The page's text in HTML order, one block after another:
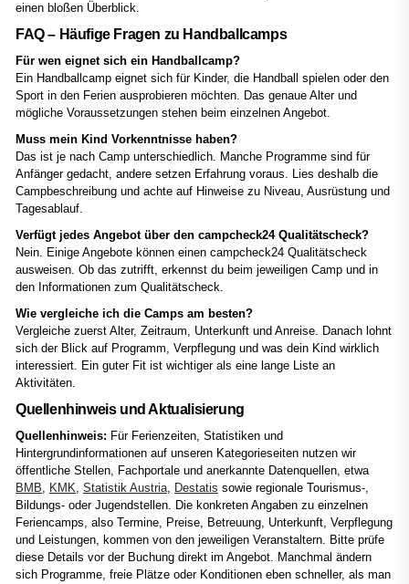
einen bloßen Überblick.
FAQ – Häufige Fragen zu Handballcamps
Für wen eignet sich ein Handballcamp?
Ein Handballcamp eignet sich für Kinder, die Handball spielen oder den
Sport in den Ferien ausprobieren möchten. Das genaue Alter und
mögliche Voraussetzungen stehen beim einzelnen Angebot.
Muss mein Kind Vorkenntnisse haben?
Das ist je nach Camp unterschiedlich. Manche Programme sind für
Anfänger gedacht, andere setzen Erfahrung voraus. Lies deshalb die
Campbeschreibung und achte auf Hinweise zu Niveau, Ausrüstung und
Tagesablauf.
Verfügt jedes Angebot über den campcheck24 Qualitätscheck?
Nein. Einige Angebote können einen campcheck24 Qualitätscheck
ausweisen. Ob das zutrifft, erkennst du beim jeweiligen Camp und in
den Informationen zum Qualitätscheck.
Wie vergleiche ich die Camps am besten?
Vergleiche zuerst Alter, Zeitraum, Unterkunft und Anreise. Danach lohnt
sich der Blick auf Programm, Verpflegung und was dein Kind wirklich
interessiert. Ein guter Fit ist wichtiger als eine lange Liste an
Aktivitäten.
Quellenhinweis und Aktualisierung
Quellenhinweis: Für Ferienzeiten, Statistiken und
Hintergrundinformationen auf unseren Kategorieseiten nutzen wir
öffentliche Stellen, Fachportale und anerkannte Datenquellen, etwa
BMB, KMK, Statistik Austria, Destatis sowie regionale Tourismus-,
Bildungs- oder Jugendstellen. Die konkreten Angaben zu einzelnen
Feriencamps, also Termine, Preise, Betreuung, Unterkunft, Verpflegung
und Leistungen, kommen von den jeweiligen Veranstaltern. Bitte prüfe
diese Details vor der Buchung direkt im Angebot. Manchmal ändern
sich Programme, freie Plätze oder Konditionen eben schneller, als man